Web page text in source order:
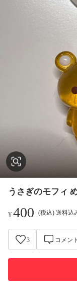
うさぎのモフィ
¥400 (税込) 送料込
3 コメント